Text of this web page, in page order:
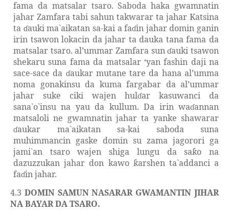
fama da matsalar tsaro. Saboda haka gwamnatin
jahar Zamfara tabi sahun takwarar ta jahar Katsina
ta ɗauki ma`aikatan sa-kai a faɗin jahar domin ganin
irin tsawon lokacin da jahar ta dauka tana fama da
matsalar tsaro.al’ummar Zamfara sunɗauki tsawon
shekaru suna fama da matsalar ‘yan fashin daji na
sace-sace da ɗaukar mutane tare da hana al’umma
noma gonakinsu da kuma fargabar da al’ummar
jahar suke ciki wajen hulɗar kasuwanci da
sana`o`insu na yau da kullum. Da irin waɗannan
matsaloli ne gwamnatin jahar ta yanke shawarar
ɗaukar ma`aikatan sa-kai saboda suna
muhimmancin gaske domin su zama jagorori ga
jami`an tsaro wajen shiga lungu da saƙo na
dazuzzukan jahar don kawo ƙarshen ta`addanci a
faɗin jahar.
4.3 DOMIN SAMUN NASARAR GWAMANTIN JIHAR
NA BAYAR DA TSARO.